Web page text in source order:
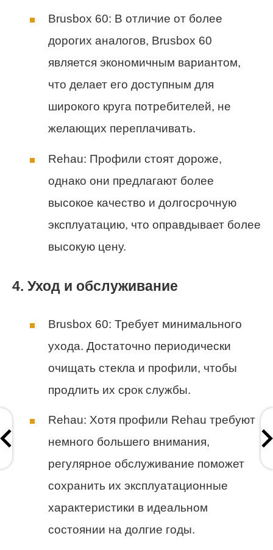
Brusbox 60: В отличие от более
дорогих аналогов, Brusbox 60
является экономичным вариантом,
что делает его доступным для
широкого круга потребителей, не
желающих переплачивать.
Rehau: Профили стоят дороже,
однако они предлагают более
высокое качество и долгосрочную
эксплуатацию, что оправдывает более
высокую цену.
4. Уход и обслуживание
Brusbox 60: Требует минимального
ухода. Достаточно периодически
очищать стекла и профили, чтобы
продлить их срок службы.
Rehau: Хотя профили Rehau требуют
немного большего внимания,
регулярное обслуживание поможет
сохранить их эксплуатационные
характеристики в идеальном
состоянии на долгие годы.